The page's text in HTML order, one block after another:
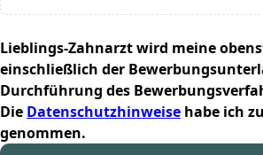
Lieblings-Zahnarzt wird meine
einschließlich der
Durchführung des
Die Datenschutzhinweise habe ich
genommen.